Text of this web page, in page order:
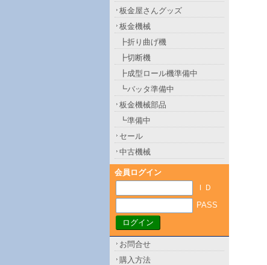
板金屋さんグッズ
板金機械
┣折り曲げ機
┣切断機
┣成型ロール機準備中
┗バッタ準備中
板金機械部品
┗準備中
セール
中古機械
会員ログイン
ＩＤ
PASS
お問合せ
購入方法